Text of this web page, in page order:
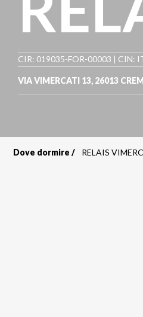
CIR: 019035-FOR-00003 | CIN:
VIA VIMERCATI 13, 26013
Dove dormire RELAIS